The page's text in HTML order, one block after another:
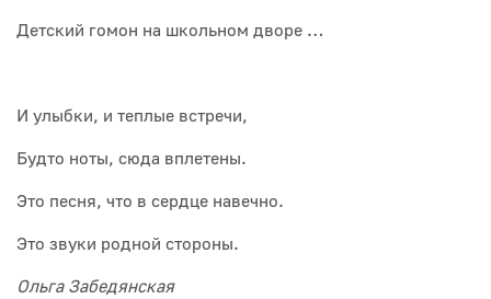
Детский гомон на школьном дворе …
И улыбки, и теплые встречи,
Будто ноты, сюда вплетены.
Это песня, что в сердце навечно.
Это звуки родной стороны.
Ольга Забедянская